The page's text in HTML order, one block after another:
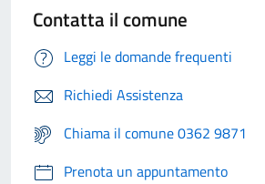
Contatta il comune
Leggi le domande frequenti
Richiedi Assistenza
Chiama il comune 0362 9871
Prenota un appuntamento